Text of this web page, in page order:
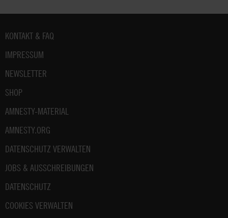
Fußbereich
KONTAKT & FAQ
IMPRESSUM
NEWSLETTER
SHOP
AMNESTY-MATERIAL
AMNESTY.ORG
DATENSCHUTZ VERWALTEN
JOBS & AUSSCHREIBUNGEN
DATENSCHUTZ
COOKIES VERWALTEN